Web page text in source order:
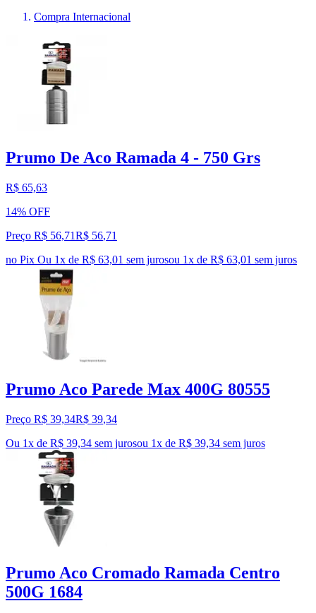
Compra Internacional
Prumo De Aco Ramada 4 - 750 Grs
R$ 65,63
14% OFF
Preço R$ 56,71R$ 56,71
no Pix Ou 1x de R$ 63,01 sem jurosou 1x de R$ 63,01 sem juros
Prumo Aco Parede Max 400G 80555
Preço R$ 39,34R$ 39,34
Ou 1x de R$ 39,34 sem jurosou 1x de R$ 39,34 sem juros
Prumo Aco Cromado Ramada Centro
500G 1684